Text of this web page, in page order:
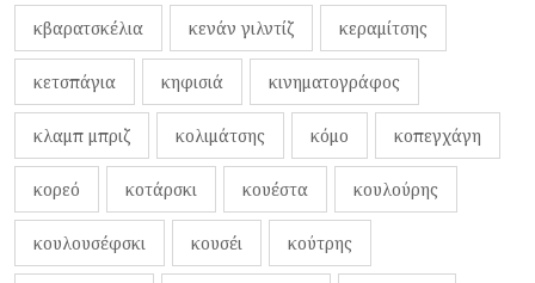
κβαρατσκέλια κενάν γιλντίζ κεραμίτσης
κετσπάγια κηφισιά κινηματογράφος
κλαμπ μπριζ κολιμάτσης κόμο κοπεγχάγη
κορεό κοτάρσκι κουέστα κουλούρης
κουλουσέφσκι κουσέι κούτρης